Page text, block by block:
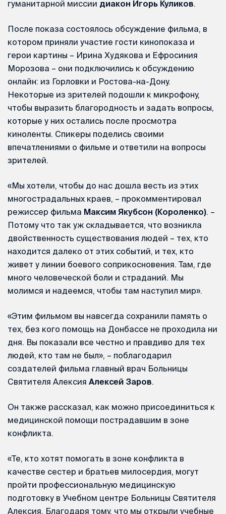
гуманитарной миссии диакон Игорь Куликов.
После показа состоялось обсуждение фильма, в
котором приняли участие гости кинопоказа и
герои картины – Ирина Худякова и Ефросиния
Морозова – они подключились к обсуждению
онлайн: из Горловки и Ростова-на-Дону.
Некоторые из зрителей подошли к микрофону,
чтобы выразить благородность и задать вопросы,
которые у них остались после просмотра
киноленты. Спикеры поделись своими
впечатлениями о фильме и ответили на вопросы
зрителей.
«Мы хотели, чтобы до нас дошла весть из этих
многострадальных краев, – прокомментировал
режиссер фильма Максим Якубсон (Короленко). –
Потому что так уж складывается, что возникла
двойственность существования людей – тех, кто
находится далеко от этих событий, и тех, кто
живет у линии боевого соприкосновения. Там, где
много человеческой боли и страданий. Мы
молимся и надеемся, чтобы там наступил мир».
«Этим фильмом вы навсегда сохранили память о
тех, без кого помощь на Донбассе не проходила ни
дня. Вы показали все честно и правдиво для тех
людей, кто там не был», – поблагодарил
создателей фильма главный врач Больницы
Святителя Алексия Алексей Заров.
Он также рассказал, как можно присоединиться к
медицинской помощи пострадавшим в зоне
конфликта.
«Те, кто хотят помогать в зоне конфликта в
качестве сестер и братьев милосердия, могут
пройти профессиональную медицинскую
подготовку в Учебном центре Больницы Святителя
Алексия. Благодаря тому, что мы открыли учебные